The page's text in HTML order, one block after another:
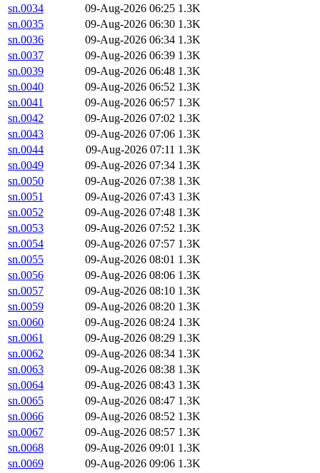
sn.0034
09-Aug-2026 06:25 1.3K
sn.0035
09-Aug-2026 06:30 1.3K
sn.0036
09-Aug-2026 06:34 1.3K
sn.0037
09-Aug-2026 06:39 1.3K
sn.0039
09-Aug-2026 06:48 1.3K
sn.0040
09-Aug-2026 06:52 1.3K
sn.0041
09-Aug-2026 06:57 1.3K
sn.0042
09-Aug-2026 07:02 1.3K
sn.0043
09-Aug-2026 07:06 1.3K
sn.0044
09-Aug-2026 07:11 1.3K
sn.0049
09-Aug-2026 07:34 1.3K
sn.0050
09-Aug-2026 07:38 1.3K
sn.0051
09-Aug-2026 07:43 1.3K
sn.0052
09-Aug-2026 07:48 1.3K
sn.0053
09-Aug-2026 07:52 1.3K
sn.0054
09-Aug-2026 07:57 1.3K
sn.0055
09-Aug-2026 08:01 1.3K
sn.0056
09-Aug-2026 08:06 1.3K
sn.0057
09-Aug-2026 08:10 1.3K
sn.0059
09-Aug-2026 08:20 1.3K
sn.0060
09-Aug-2026 08:24 1.3K
sn.0061
09-Aug-2026 08:29 1.3K
sn.0062
09-Aug-2026 08:34 1.3K
sn.0063
09-Aug-2026 08:38 1.3K
sn.0064
09-Aug-2026 08:43 1.3K
sn.0065
09-Aug-2026 08:47 1.3K
sn.0066
09-Aug-2026 08:52 1.3K
sn.0067
09-Aug-2026 08:57 1.3K
sn.0068
09-Aug-2026 09:01 1.3K
sn.0069
09-Aug-2026 09:06 1.3K